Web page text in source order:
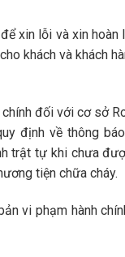
xin lỗi và xin hoàn
khách và khách
đối với cơ sở
định về thông
trật tự khi chưa
tiện chữa cháy.
vi phạm hành